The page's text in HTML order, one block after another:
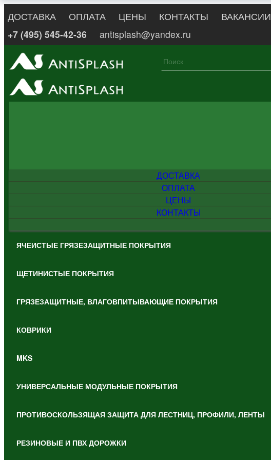
ДОСТАВКА ОПЛАТА ЦЕНЫ КОНТАКТЫ
ВАКАНСИИ
+7 (495) 545-42-36
antisplash@yandex.ru
ДОСТАВКА
ОПЛАТА
ЦЕНЫ
КОНТАКТЫ
ЯЧЕИСТЫЕ ГРЯЗЕЗАЩИТНЫЕ ПОКРЫТИЯ
ЩЕТИНИСТЫЕ ПОКРЫТИЯ
ГРЯЗЕЗАЩИТНЫЕ, ВЛАГОВПИТЫВАЮЩИЕ ПОКРЫТИЯ
КОВРИКИ
MKS
УНИВЕРСАЛЬНЫЕ МОДУЛЬНЫЕ ПОКРЫТИЯ
ПРОТИВОСКОЛЬЗЯЩАЯ ЗАЩИТА ДЛЯ ЛЕСТНИЦ, ПРОФИЛИ, ЛЕНТЫ
РЕЗИНОВЫЕ И ПВХ ДОРОЖКИ